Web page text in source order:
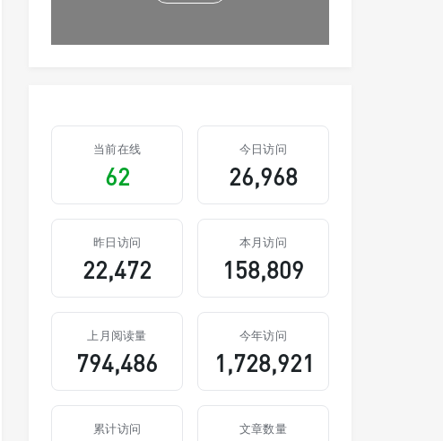
当前在线
62
今日访问
26,968
昨日访问
22,472
本月访问
158,809
上月阅读量
794,486
今年访问
1,728,921
累计访问 文章数量